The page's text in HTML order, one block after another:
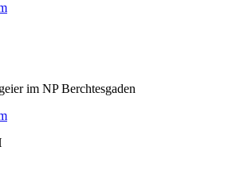
im NP Berchtesgaden